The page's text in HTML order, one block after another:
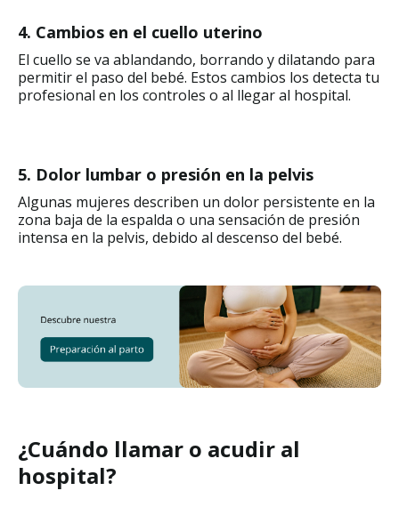
4. Cambios en el cuello uterino
El cuello se va ablandando, borrando y dilatando para
permitir el paso del bebé. Estos cambios los detecta tu
profesional en los controles o al llegar al hospital.
5. Dolor lumbar o presión en la pelvis
Algunas mujeres describen un dolor persistente en la
zona baja de la espalda o una sensación de presión
intensa en la pelvis, debido al descenso del bebé.
¿Cuándo llamar o acudir al
hospital?